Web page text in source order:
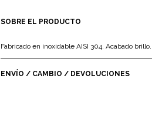
SOBRE EL PRODUCTO
Fabricado en inoxidable AISI 304. Acabado brillo.
ENVÍO / CAMBIO / DEVOLUCIONES